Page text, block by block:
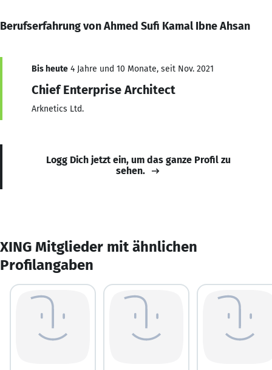
Berufserfahrung von Ahmed Sufi Kamal Ibne Ahsan
Bis heute 4 Jahre und 10 Monate, seit Nov. 2021
Chief Enterprise Architect
Arknetics Ltd.
Logg Dich jetzt ein, um das ganze Profil zu
sehen.
XING Mitglieder mit ähnlichen
Profilangaben